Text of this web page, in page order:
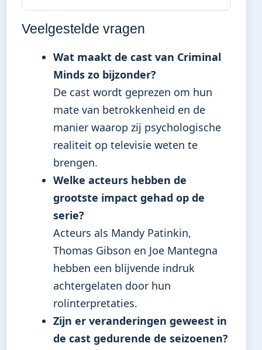
Veelgestelde vragen
Wat maakt de cast van Criminal
Minds zo bijzonder?
De cast wordt geprezen om hun
mate van betrokkenheid en de
manier waarop zij psychologische
realiteit op televisie weten te
brengen.
Welke acteurs hebben de
grootste impact gehad op de
serie?
Acteurs als Mandy Patinkin,
Thomas Gibson en Joe Mantegna
hebben een blijvende indruk
achtergelaten door hun
rolinterpretaties.
Zijn er veranderingen geweest in
de cast gedurende de seizoenen?